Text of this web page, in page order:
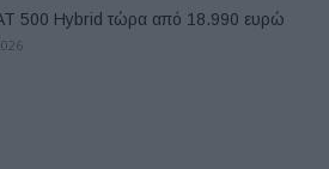
500 Hybrid τώρα από 18.990 ευρώ